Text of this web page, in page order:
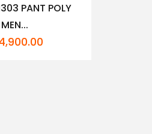
PANT POLY
MEN...